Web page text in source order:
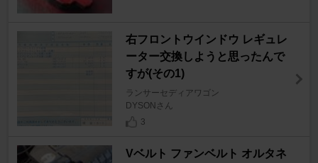
右フロントウインドウ レギュレ
ーター交換しようと思ったんで
すが(その1)
ランサーセディアワゴン
DYSONさん
3
Vベルト ファンベルト オルタネ